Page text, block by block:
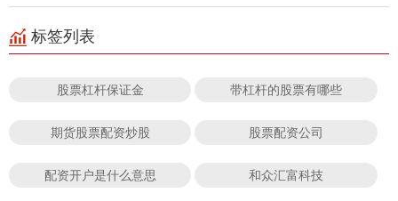
标签列表
股票杠杆保证金 带杠杆的股票有哪些
期货股票配资炒股 股票配资公司
配资开户是什么意思 和众汇富科技